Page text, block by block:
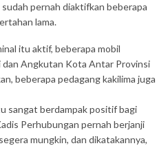
pernah diaktifkan beberapa
lama.
itu aktif, beberapa mobil
Angkutan Kota Antar Provinsi
beberapa pedagang kakilima juga
sangat berdampak positif bagi
Perhubungan pernah berjanji
mungkin, dan dikatakannya,